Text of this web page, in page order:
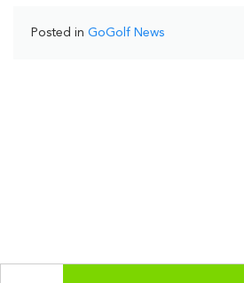
Posted in GoGolf News